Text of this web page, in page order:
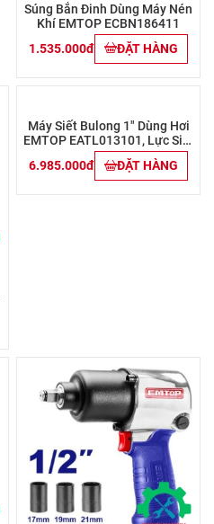
Súng Bắn Đinh Dùng Máy Nén
Khí EMTOP ECBN186411
1.535.000đ
ĐẶT HÀNG